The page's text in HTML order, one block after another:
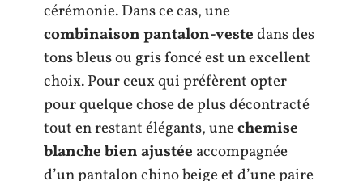
cérémonie. Dans ce cas, une
combinaison pantalon-vestedans des
tons bleus ou gris foncé est un excellent
choix. Pour ceux qui préfèrent opter
pour quelque chose de plus décontracté
tout en restant élégants, unechemise
blanche bien ajustée accompagnée
d’un pantalon chino beige et d’une paire